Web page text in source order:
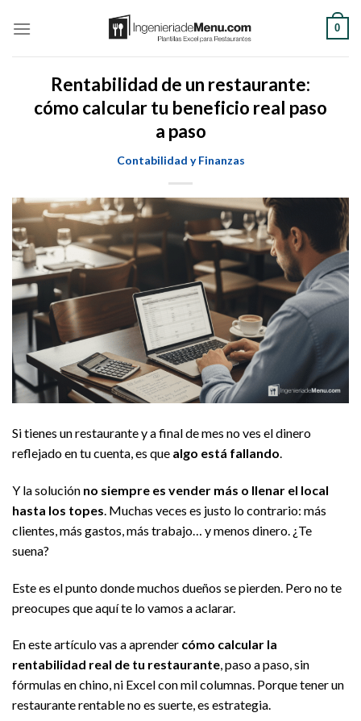
0
Rentabilidad de un restaurante:
cómo calcular tu beneficio real paso
a paso
Contabilidad y Finanzas
Si tienes un restaurante y a final de mes no ves el dinero
reflejado en tu cuenta, es que algo está fallando.
Y la solución no siempre es vender más o llenar el local
hasta los topes . Muchas veces es justo lo contrario: más
clientes, más gastos, más trabajo… y menos dinero. ¿Te
suena?
Este es el punto donde muchos dueños se pierden. Pero no te
preocupes que aquí te lo vamos a aclarar.
En este artículo vas a aprender cómo calcular la
rentabilidad real de tu restaurante, paso a paso, sin
fórmulas en chino, ni Excel con mil columnas. Porque tener un
restaurante rentable no es suerte, es estrategia.